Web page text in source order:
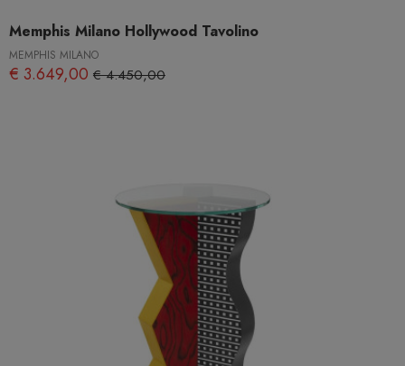
Memphis Milano Hollywood Tavolino
MEMPHIS MILANO
€ 3.649,00 € 4.450,00